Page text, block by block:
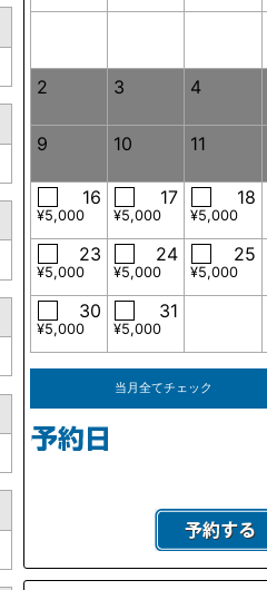
2 3 4
9 10 11
16
¥5,000
17
¥5,000
18
¥5,000
23
¥5,000
24
¥5,000
25
¥5,000
30
¥5,000
31
¥5,000
当月全てチェック